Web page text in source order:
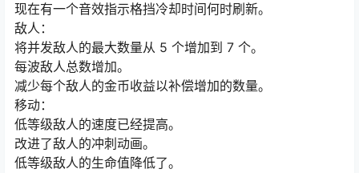
现在有一个音效指示格挡冷却时间何时刷新。
敌人：
将并发敌人的最大数量从 5 个增加到 7 个。
每波敌人总数增加。
减少每个敌人的金币收益以补偿增加的数量。
移动：
低等级敌人的速度已经提高。
改进了敌人的冲刺动画。
低等级敌人的生命值降低了。